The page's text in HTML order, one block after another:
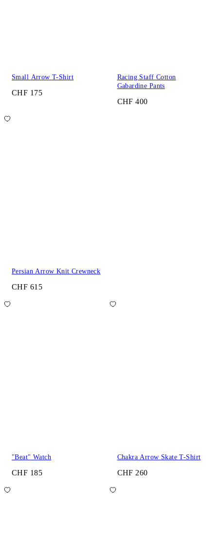
Small Arrow T-Shirt
CHF 175
Racing Staff Cotton
Gabardine Pants
CHF 400
Persian Arrow Knit Crewneck
CHF 615
"Beat" Watch
CHF 185
Chakra Arrow Skate T-Shirt
CHF 260